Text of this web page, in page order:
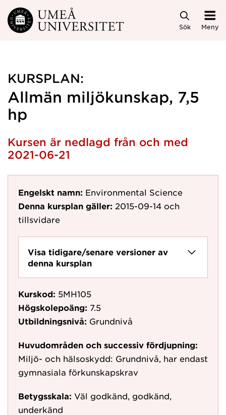
Hoppa direkt till innehållet
Sök Meny
KURSPLAN:
Allmän miljökunskap, 7,5
hp
Kursen är nedlagd från och med
2021-06-21
Engelskt namn: Environmental Science
Denna kursplan gäller: 2015-09-14 och
tillsvidare
Visa tidigare/senare versioner av
denna kursplan
Kurskod: 5MH105
Högskolepoäng: 7.5
Utbildningsnivå: Grundnivå
Huvudområden och successiv fördjupning:
Miljö- och hälsoskydd: Grundnivå, har endast
gymnasiala förkunskapskrav
Betygsskala: Väl godkänd, godkänd,
underkänd